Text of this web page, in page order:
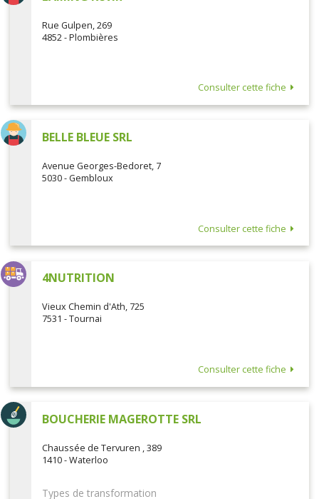
Rue Gulpen, 269
4852 - Plombières
Consulter cette fiche
BELLE BLEUE SRL
Avenue Georges-Bedoret, 7
5030 - Gembloux
Consulter cette fiche
4NUTRITION
Vieux Chemin d'Ath, 725
7531 - Tournai
Consulter cette fiche
BOUCHERIE MAGEROTTE SRL
Chaussée de Tervuren , 389
1410 - Waterloo
Types de transformation